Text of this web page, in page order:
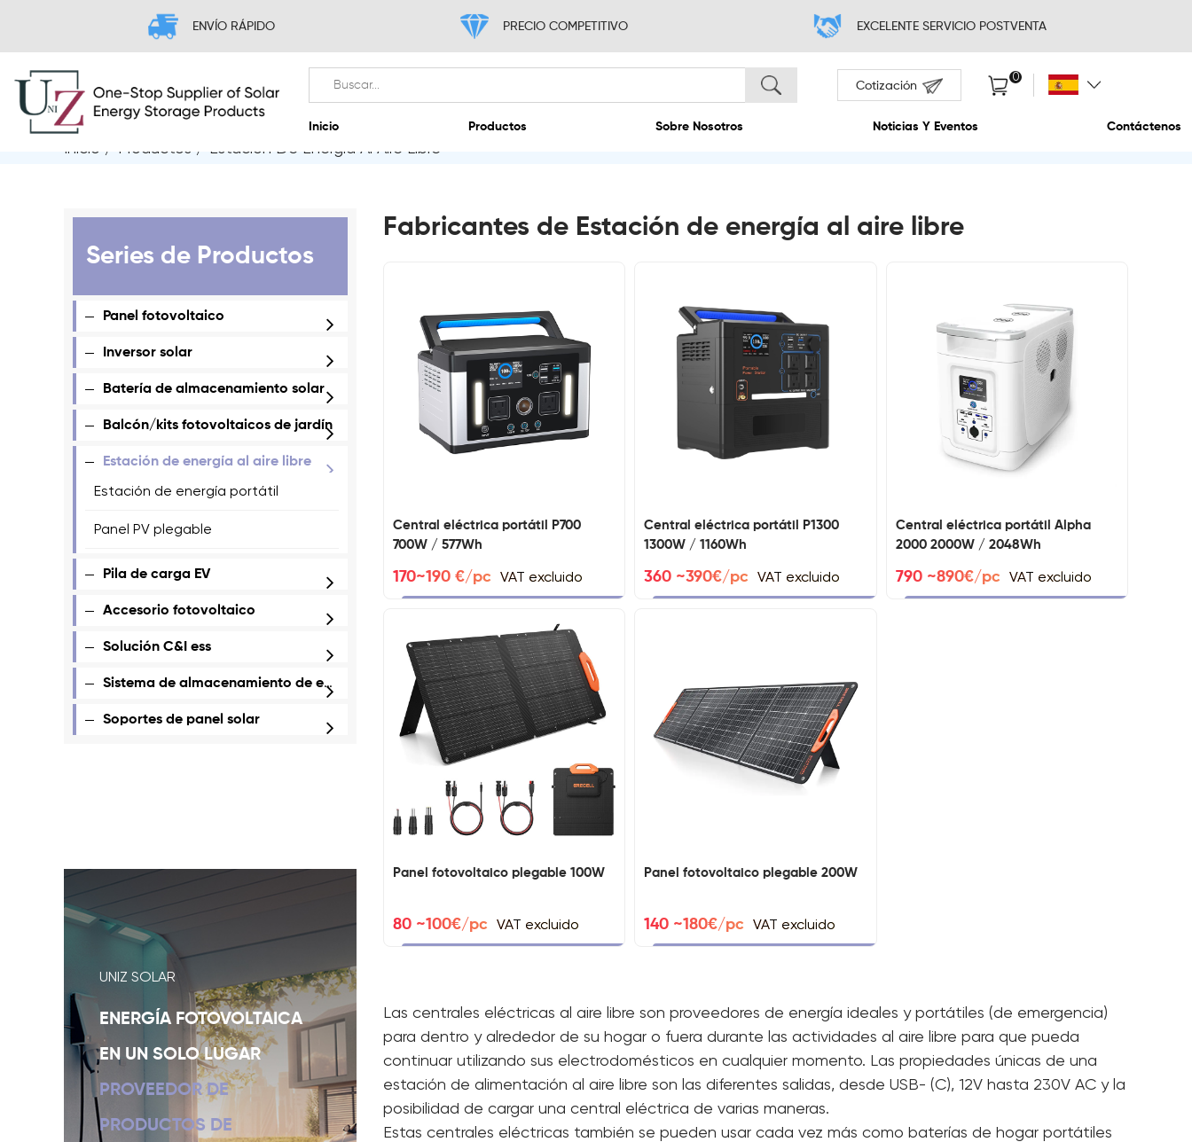
ENVÍO RÁPIDO
Inicio
Inicio / Productos / Estación De Energía Al Aire Libre
Series de Productos
Panel fotovoltaico
Inversor solar
Batería de almacenamiento solar
Balcón/kits fotovoltaicos de jardín
Estación de energía al aire libre
Estación de energía portátil
Panel PV plegable
Pila de carga EV
Accesorio fotovoltaico
Solución C&I ess
Sistema de almacenamiento de energía todo en uno
Soportes de panel solar
UNIZ SOLAR
ENERGÍA FOTOVOLTAICA
EN UN SOLO LUGAR
PROVEEDOR DE
PRODUCTOS DE
Fabricantes de Estación de energía al aire libre
Central eléctrica portátil P700
700W / 577Wh
170~190 €/pc VAT excluido
Central eléctrica portátil P1300
1300W / 1160Wh
360 ~390€/pc VAT excluido
Central eléctrica portátil Alpha
2000 2000W / 2048Wh
790 ~890€/pc VAT excluido
Panel fotovoltaico plegable 100W
80 ~100€/pc VAT excluido
Panel fotovoltaico plegable 200W
140 ~180€/pc VAT excluido
Las centrales eléctricas al aire libre son proveedores de energía ideales y portátiles (de emergencia)
para dentro y alrededor de su hogar o fuera durante las actividades al aire libre para que pueda
continuar utilizando sus electrodomésticos en cualquier momento. Las propiedades únicas de una
estación de alimentación al aire libre son las diferentes salidas, desde USB- (C), 12V hasta 230V AC y la
posibilidad de cargar una central eléctrica de varias maneras.
Estas centrales eléctricas también se pueden usar cada vez más como baterías de hogar portátiles